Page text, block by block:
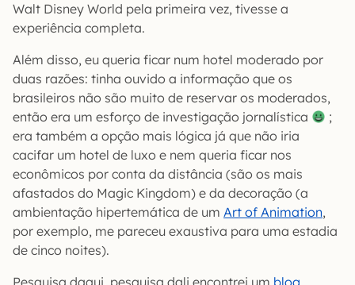
Walt Disney World pela primeira vez, tivesse a
experiência completa.
Além disso, eu queria ficar num hotel moderado por
duas razões: tinha ouvido a informação que os
brasileiros não são muito de reservar os moderados,
então era um esforço de investigação jornalística
;
era também a opção mais lógica já que não iria
cacifar um hotel de luxo e nem queria ficar nos
econômicos por conta da distância (são os mais
afastados do Magic Kingdom) e da decoração (a
ambientação hipertemática de um Art of Animation,
por exemplo, me pareceu exaustiva para uma estadia
de cinco noites).
Pesquisa daqui, pesquisa dali encontrei um blog